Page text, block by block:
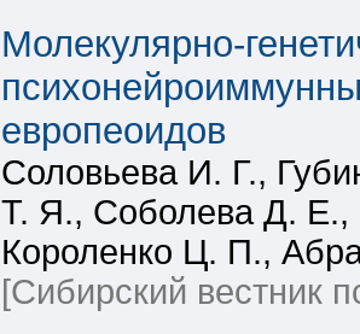
Молекулярно-
европеоидов
Соловьева И. Г.,
Т. Я., Соболева Д.
Короленко Ц. П.,
[Сибирский вестник